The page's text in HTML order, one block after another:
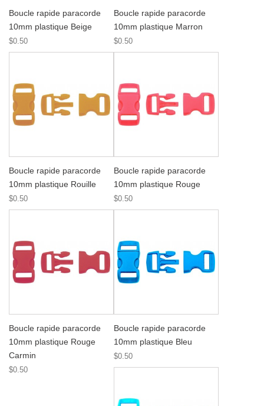
Boucle rapide paracorde
10mm plastique Beige
$0.50
Boucle rapide paracorde
10mm plastique Marron
$0.50
Boucle rapide paracorde
10mm plastique Rouille
$0.50
Boucle rapide paracorde
10mm plastique Rouge
$0.50
Boucle rapide paracorde
10mm plastique Rouge
Carmin
$0.50
Boucle rapide paracorde
10mm plastique Bleu
$0.50